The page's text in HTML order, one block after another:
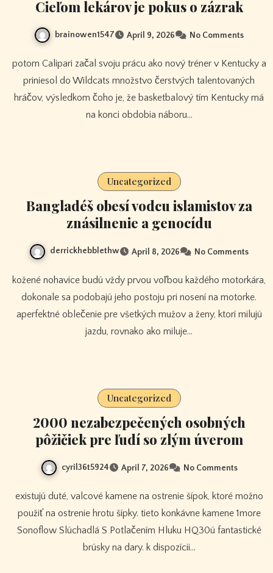
Cieľom lekárov je pokus o zázrak
brainowen1547 April 9, 2026 No Comments
potom Calipari začal svoju prácu ako nový tréner v Kentucky a
priniesol do Wildcats množstvo čerstvých talentovaných
hráčov, výsledkom čoho je, že basketbalový tím Kentucky má
na konci obdobia náboru…
Uncategorized
Bangladéš obesí vodcu islamistov za
znásilnenie a genocídu
derrickhebblethw April 8, 2026 No Comments
kožené nohavice budú vždy prvou voľbou každého motorkára,
dokonale sa podobajú jeho postoju pri nosení na motorke.
aperfektné oblečenie pre všetkých mužov a ženy, ktorí milujú
jazdu, rovnako ako miluje…
Uncategorized
2000 nezabezpečených osobných
pôžičiek pre ľudí so zlým úverom
cyril36t5924 April 7, 2026 No Comments
existujú duté, valcové kamene na ostrenie šípok, ktoré možno
použiť na ostrenie hrotu šípky. tieto konkávne kamene 1more
Sonoflow Slúchadlá S Potlačením Hluku HQ30ú fantastické
brúsky na dary. k dispozícii…